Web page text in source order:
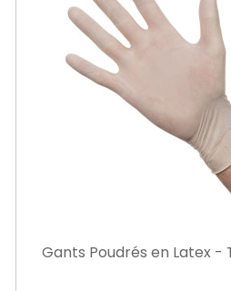
Gants Poudrés en Latex -